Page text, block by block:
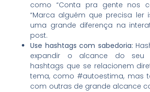
como “Conta pra gente nos
“Marca alguém que precisa ler
uma grande diferença na
post.
Use hashtags com sabedoria:
expandir o alcance do seu
hashtags que se relacionem
tema, como #autoestima, mas
com outras de grande alcance